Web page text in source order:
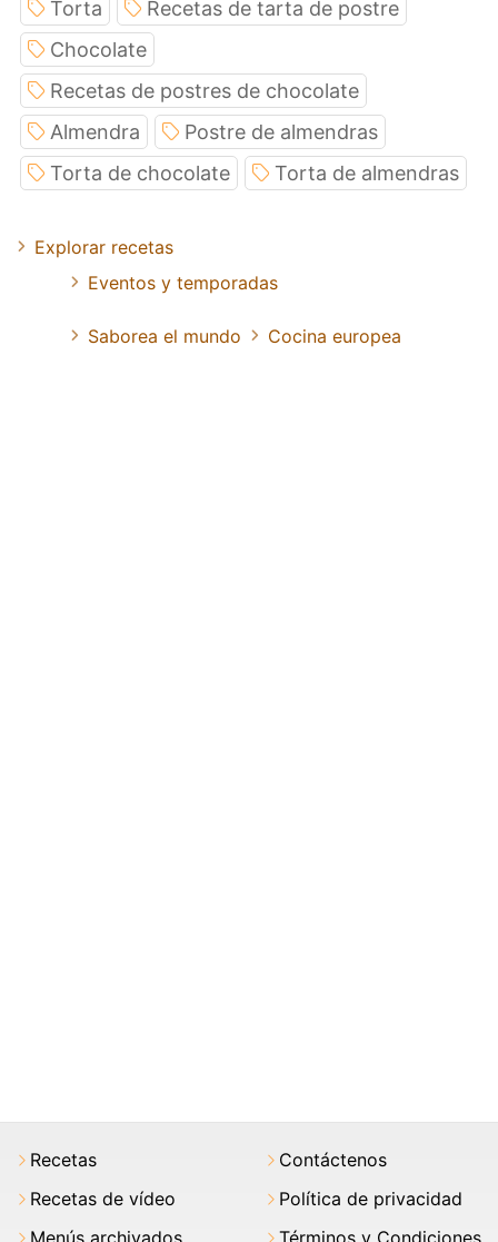
Torta
Recetas de tarta de postre
Chocolate
Recetas de postres de chocolate
Almendra
Postre de almendras
Torta de chocolate
Torta de almendras
Explorar recetas
Eventos y temporadas
Saborea el mundo Cocina europea
Recetas
Recetas de vídeo
Menús archivados
Contáctenos
Política de privacidad
Términos y Condiciones